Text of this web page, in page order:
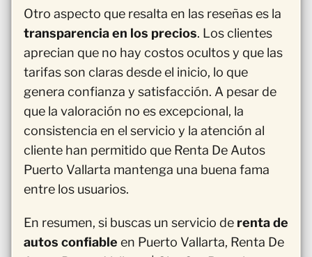
Otro aspecto que resalta en las reseñas es la
transparencia en los precios. Los clientes
aprecian que no hay costos ocultos y que las
tarifas son claras desde el inicio, lo que
genera confianza y satisfacción. A pesar de
que la valoración no es excepcional, la
consistencia en el servicio y la atención al
cliente han permitido que Renta De Autos
Puerto Vallarta mantenga una buena fama
entre los usuarios.
En resumen, si buscas un servicio de renta de
autos confiable en Puerto Vallarta, Renta De